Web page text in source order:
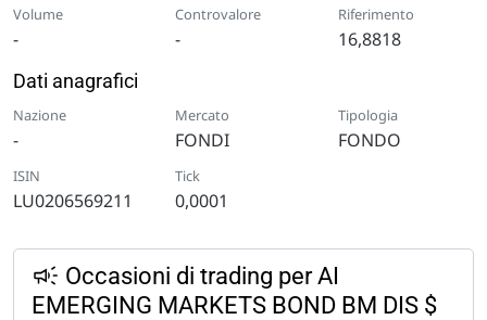
Volume
-
Controvalore
-
Riferimento
16,8818
Dati anagrafici
Nazione
-
Mercato
FONDI
Tipologia
FONDO
ISIN
LU0206569211
Tick
0,0001
Occasioni di trading per AI
EMERGING MARKETS BOND BM DIS $